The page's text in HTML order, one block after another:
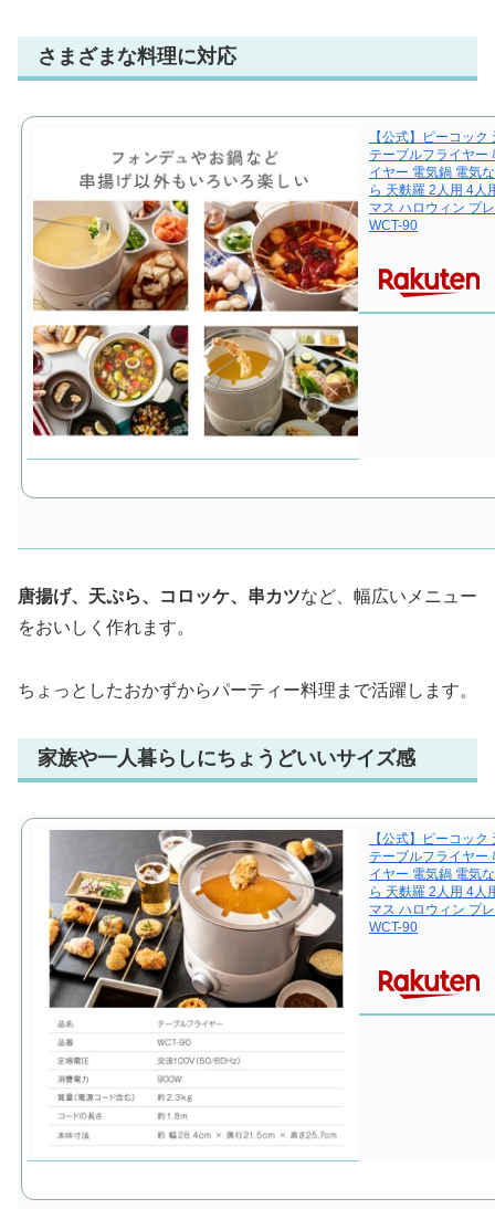
さまざまな料理に対応
【公式】ピーコッ
テーブルフライヤー
イヤー 電気鍋 電気
ら 天麩羅 2人用 4人
マス ハロウィン プ
WCT-90
唐揚げ、天ぷら、コロッケ、串カツなど、幅広いメニュー
をおいしく作れます。
ちょっとしたおかずからパーティー料理まで活躍します。
家族や一人暮らしにちょうどいいサイズ感
【公式】ピーコッ
テーブルフライヤー
イヤー 電気鍋 電気
ら 天麩羅 2人用 4人
マス ハロウィン プ
WCT-90